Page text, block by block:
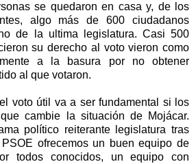
se quedaron en casa y, de los
algo más de 600 ciudadanos
de la ultima legislatura. Casi 500
su derecho al voto vieron como
a la basura por no obtener
al que votaron.
voto útil va a ser fundamental si los
cambie la situación de Mojácar.
político reiterante legislatura tras
ofrecemos un buen equipo de
todos conocidos, un equipo con